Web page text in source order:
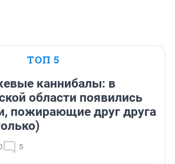
ТОП 5
каннибалы: в
области появились
пожирающие друг друга
5